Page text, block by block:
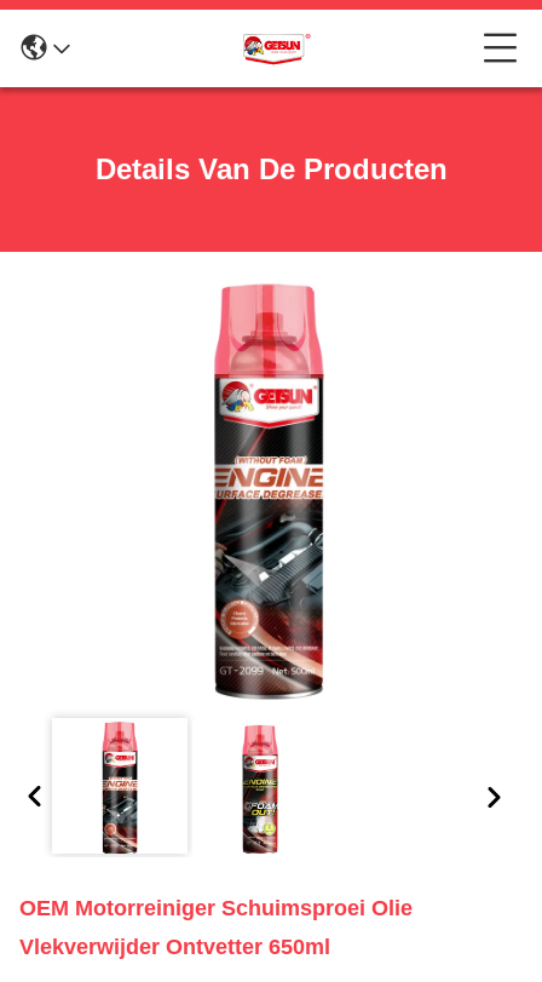
Details Van De Producten
OEM Motorreiniger Schuimsproei Olie
Vlekverwijder Ontvetter 650ml